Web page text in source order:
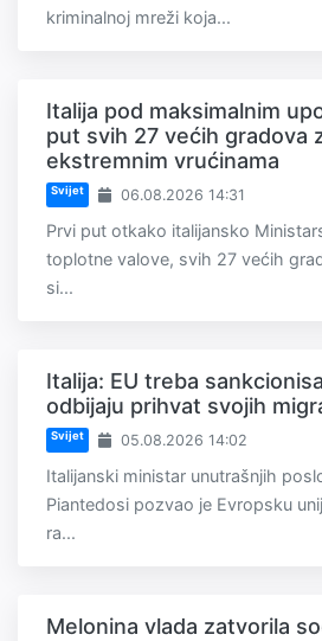
kriminalnoj mreži koja...
Italija pod maksimalnim
put svih 27 većih gradova
ekstremnim vrućinama
Svijet 06.08.2026 14:31
Prvi put otkako italijansko
toplotne valove, svih 27 većih
si...
Italija: EU treba
odbijaju prihvat svojih
Svijet 05.08.2026 14:02
Italijanski ministar unutrašnjih
Piantedosi pozvao je Evropsku
ra...
Melonina vlada zatvorila